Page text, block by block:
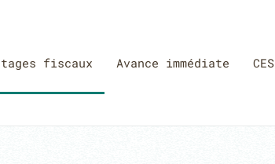
fiscaux Avance immédiate